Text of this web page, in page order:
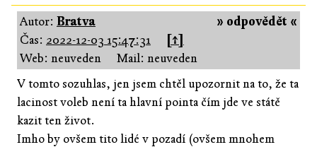
» odpovědět «
Autor: Bratva
Čas: 2022-12-03 15:47:31
[↑]
Web: neuveden
Mail: neuveden
V tomto sozuhlas, jen jsem chtěl upozornit na to, že ta
lacinost voleb není ta hlavní pointa čím jde ve státě
kazit ten život.
Imho by ovšem tito lidé v pozadí (ovšem mnohem